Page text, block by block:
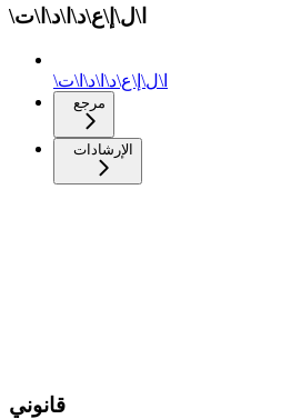
\ا\ل\إ\ع\د\ا\د\ا\ت
\ا\ل\إ\ع\د\ا\د\ا\ت
مرجع
الإرشادات
قانوني